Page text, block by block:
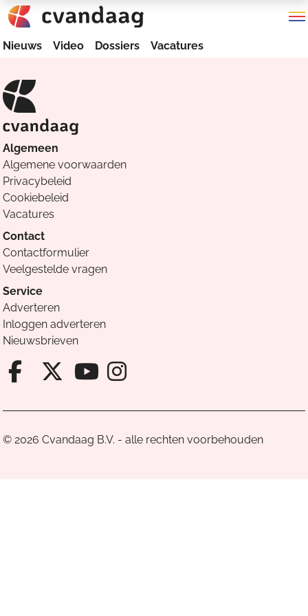
Nieuws Video Dossiers Vacatures
Algemeen
Algemene voorwaarden
Privacybeleid
Cookiebeleid
Vacatures
Contact
Contactformulier
Veelgestelde vragen
Service
Adverteren
Inloggen adverteren
Nieuwsbrieven
Facebook van Cvandaag
X van Cvandaag
Instagram van
© 2026 Cvandaag B.V. - alle rechten voorbehouden